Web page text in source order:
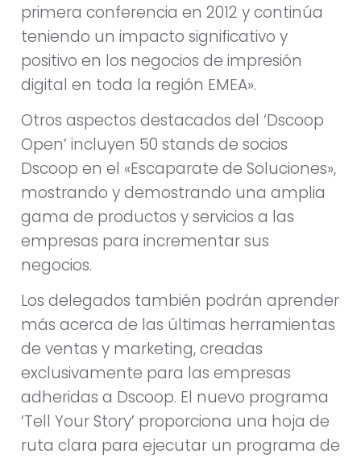
primera conferencia en 2012 y continúa
teniendo un impacto significativo y
positivo en los negocios de impresión
digital en toda la región EMEA».
Otros aspectos destacados del ‘Dscoop
Open’ incluyen 50 stands de socios
Dscoop en el «Escaparate de Soluciones»,
mostrando y demostrando una amplia
gama de productos y servicios a las
empresas para incrementar sus
negocios.
Los delegados también podrán aprender
más acerca de las últimas herramientas
de ventas y marketing, creadas
exclusivamente para las empresas
adheridas a Dscoop. El nuevo programa
‘Tell Your Story’ proporciona una hoja de
ruta clara para ejecutar un programa de